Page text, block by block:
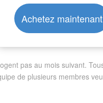
Achetez maintenant
pas au mois suivant.
de plusieurs membres